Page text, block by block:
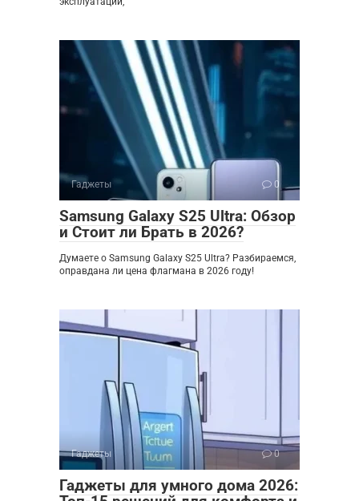
Гаджеты 0
Samsung Galaxy S25 Ultra: Обзор
и Стоит ли Брать в 2026?
Думаете о Samsung Galaxy S25 Ultra? Разбираемся,
оправдана ли цена флагмана в 2026 году!
Гаджеты 0
Гаджеты для умного дома 2026: